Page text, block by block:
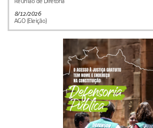
8/12/2026
AGO (Eleição)